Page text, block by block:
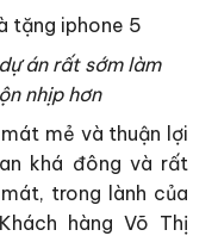
án rất sớm làm
nhịp hơn
mẻ và thuận lợi
khá đông và rất
trong lành của
hàng Võ Thị